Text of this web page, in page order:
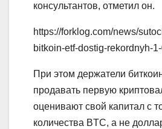
консультантов, отметил он.
https://forklog.com/news/
bitkoin-etf-dostig-rekordnyh-
При этом держатели
продавать первую
оценивают свой капитал с
количества BTC, а не